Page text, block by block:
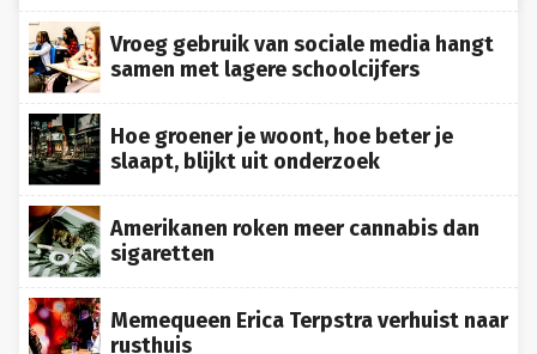
Vroeg gebruik van sociale media hangt
samen met lagere schoolcijfers
Hoe groener je woont, hoe beter je
slaapt, blijkt uit onderzoek
Amerikanen roken meer cannabis dan
sigaretten
Memequeen Erica Terpstra verhuist naar
rusthuis